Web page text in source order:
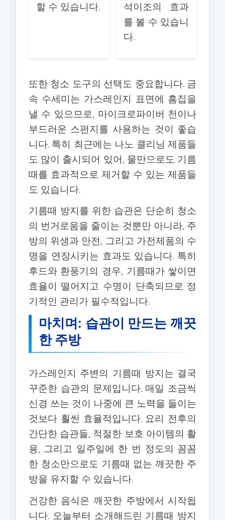
할 수 있습니다.
석이조의 효과
를 볼 수 있습니
다.
또한 청소 도구의 선택도 중요합니다. 금
속 수세미는 가스레인지 표면에 흠집을
낼 수 있으므로, 마이크로파이버 천이나
부드러운 스펀지를 사용하는 것이 좋습
니다. 특히 최근에는 나노 클리닝 제품들
도 많이 출시되어 있어, 물만으로도 기름
때를 효과적으로 제거할 수 있는 제품들
도 있습니다.
기름때 방지를 위한 습관은 단순히 청소
의 번거로움을 줄이는 것뿐만 아니라, 주
방의 위생과 안전, 그리고 가전제품의 수
명을 연장시키는 효과도 있습니다. 특히
후드와 환풍기의 경우, 기름때가 쌓이면
효율이 떨어지고 수명이 단축되므로 정
기적인 관리가 필수적입니다.
마치며: 습관이 만드는 깨끗
한 주방
가스레인지 주변의 기름때 방지는 결국
꾸준한 습관의 문제입니다. 매일 조금씩
신경 쓰는 것이 나중에 큰 노력을 들이는
것보다 훨씬 효율적입니다. 요리 전후의
간단한 습관들, 적절한 보호 아이템의 활
용, 그리고 일주일에 한 번 정도의 꼼꼼
한 청소만으로도 기름때 없는 깨끗한 주
방을 유지할 수 있습니다.
건강한 음식은 깨끗한 주방에서 시작됩
니다. 오늘부터 소개해드린 기름때 방지